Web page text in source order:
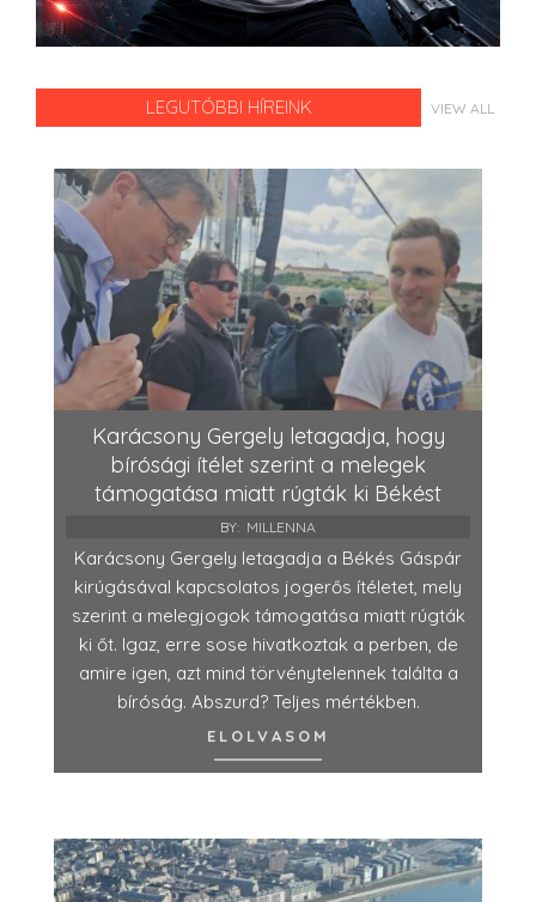
LEGUTÓBBI HÍREINK VIEW ALL
Karácsony Gergely letagadja, hogy
bírósági ítélet szerint a melegek
támogatása miatt rúgták ki Békést
BY: MILLENNA
Karácsony Gergely letagadja a Békés Gáspár
kirúgásával kapcsolatos jogerős ítéletet, mely
szerint a melegjogok támogatása miatt rúgták
ki őt. Igaz, erre sose hivatkoztak a perben, de
amire igen, azt mind törvénytelennek találta a
bíróság. Abszurd? Teljes mértékben.
ELOLVASOM